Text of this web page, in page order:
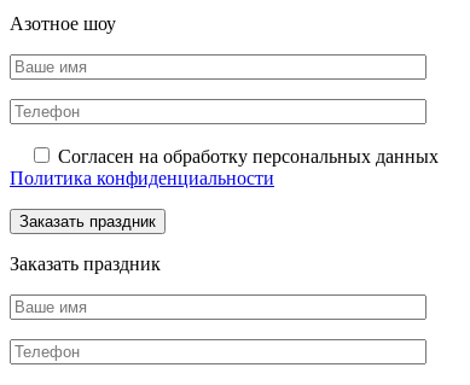
Азотное шоу
Согласен на обработку персональных данных
Политика конфиденциальности
Заказать праздник